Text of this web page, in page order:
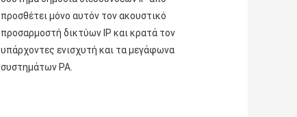
προσθέτει μόνο αυτόν τον ακουστικό
προσαρμοστή δικτύων IP και κρατά τον
υπάρχοντες ενισχυτή και τα μεγάφωνα
συστημάτων PA.